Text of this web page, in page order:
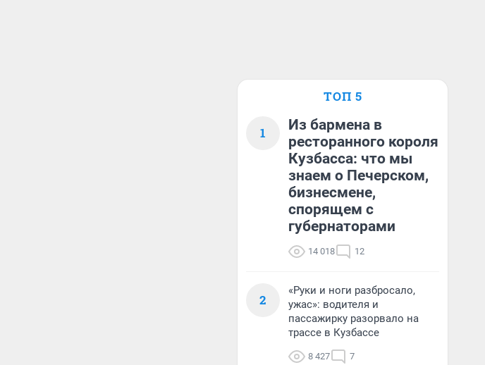
ТОП 5
1
Из бармена в
ресторанного короля
Кузбасса: что мы
знаем о Печерском,
бизнесмене,
спорящем с
губернаторами
14 018 12
2
«Руки и ноги разбросало,
ужас»: водителя и
пассажирку разорвало на
трассе в Кузбассе
8 427 7